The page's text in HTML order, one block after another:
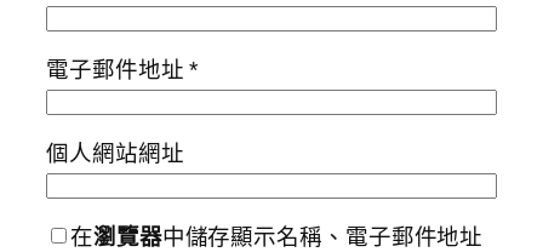
電子郵件地址*
個人網站網址
在瀏覽器中儲存顯示名稱、電子郵件地址